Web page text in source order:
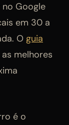
Google
em 30 a
O guia
melhores
é o